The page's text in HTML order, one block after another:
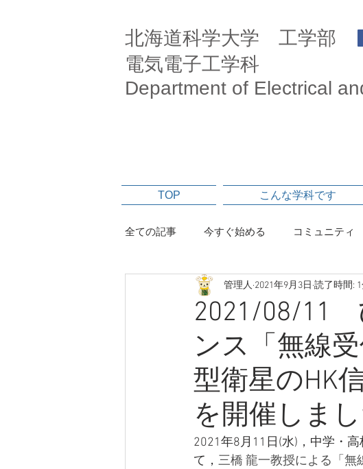
北海道科学大学 工学部
電気電子工学科
Department of Electrical
TOP こんな学科です
全ての記事 今すぐ始める コミュニティ
2021/08/11
ンス「無線
型衛星のHK
を開催しま
管理人 2021年9月3日 読了時間:
2021年8月11日(水)，中学・
て， 三橋 龍一教授による「無